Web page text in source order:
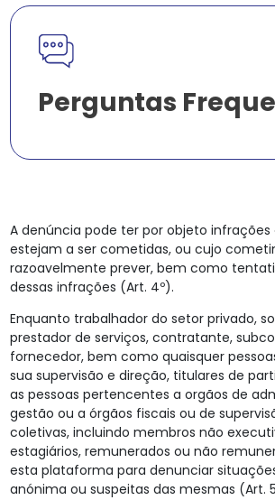
Perguntas
A denúncia pode ter por objeto
estejam a ser cometidas, ou cujo
razoavelmente prever, bem como
dessas infrações (Art. 4º).
Enquanto trabalhador do setor privado,
prestador de serviços, contratante,
fornecedor, bem como quaisquer
sua supervisão e direção, titulares de
as pessoas pertencentes a orgãos de
gestão ou a órgãos fiscais ou de
coletivas, incluindo membros não
estagiários, remunerados ou não
esta plataforma para denunciar
anónima ou suspeitas das mesmas (Art.